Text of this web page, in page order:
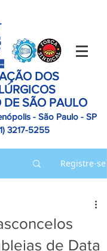
DOS
DE SÃO PAULO
- São Paulo - SP
3217-5255
Registre-se
de Data